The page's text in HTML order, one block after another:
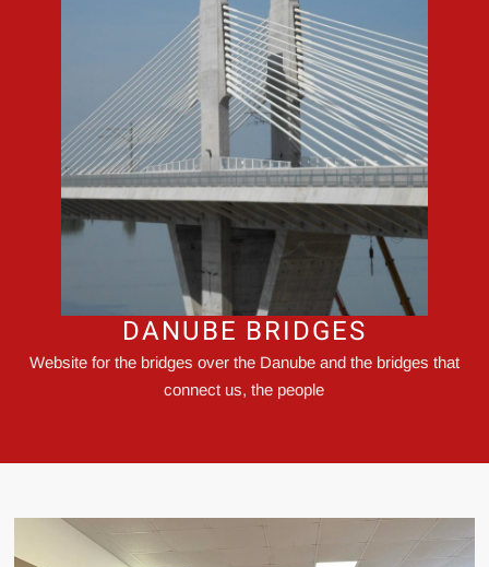
DANUBE BRIDGES
Website for the bridges over the Danube and the bridges that
connect us, the people